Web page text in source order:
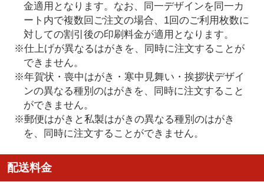
金適用となります。なお、同一デザインを同一カ
ート内で複数回ご注文の場合、1回のご利用枚数に
対しての割引後の印刷料金が適用となります。
※仕上げが異なるはがきを、同時に注文することが
できません。
※年賀状・喪中はがき・寒中見舞い・挨拶状デザイ
ンの異なる種別のはがきを、同時に注文すること
ができません。
※郵便はがきと私製はがきの異なる種別のはがき
を、同時に注文することができません。
配送料金